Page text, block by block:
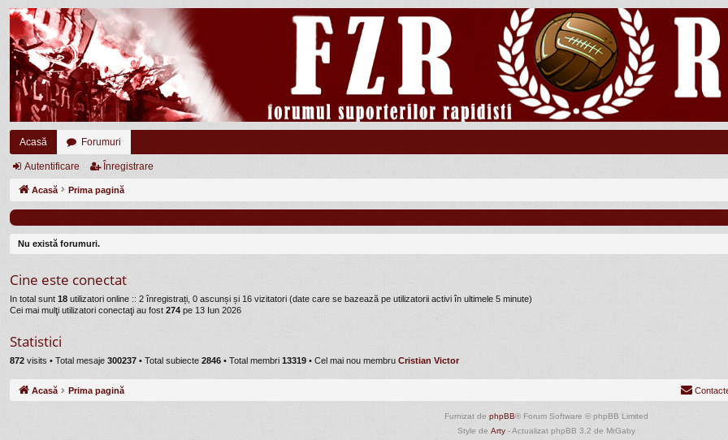
Acasă Forumuri
Autentificare Înregistrare
Acasă Prima pagină
Nu există forumuri.
Cine este conectat
In total sunt 18 utilizatori online :: 2 înregistrați, 0 ascunși și 16 vizitatori (date care se bazează pe utilizatorii activi în ultimele 5 minute)
Cei mai mulţi utilizatori conectaţi au fost 274 pe 13 Iun 2026
Statistici
872 visits • Total mesaje 300237 • Total subiecte 2846 • Total membri 13319 • Cel mai nou membru Cristian Victor
Acasă Prima pagină
Furnizat de phpBB® Forum Software © phpBB Limited
Style de Arty- Actualizat phpBB 3.2 de MrGaby